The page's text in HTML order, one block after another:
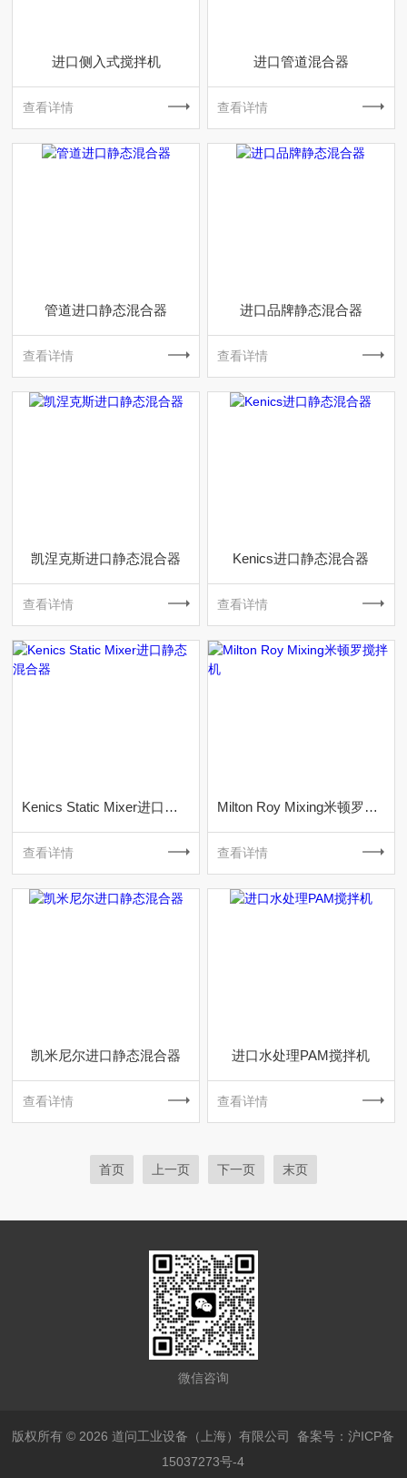
进口侧入式搅拌机
查看详情
进口管道混合器
查看详情
管道进口静态混合器
查看详情
进口品牌静态混合器
查看详情
凯涅克斯进口静态混合器
查看详情
Kenics进口静态混合器
查看详情
Kenics Static Mixer进口静态混合器
查看详情
Milton Roy Mixing米顿罗搅拌机
查看详情
凯米尼尔进口静态混合器
查看详情
进口水处理PAM搅拌机
查看详情
首页 上一页 下一页 末页
微信咨询
版权所有 © 2026 道问工业设备（上海）有限公司备案号：沪ICP备
15037273号-4